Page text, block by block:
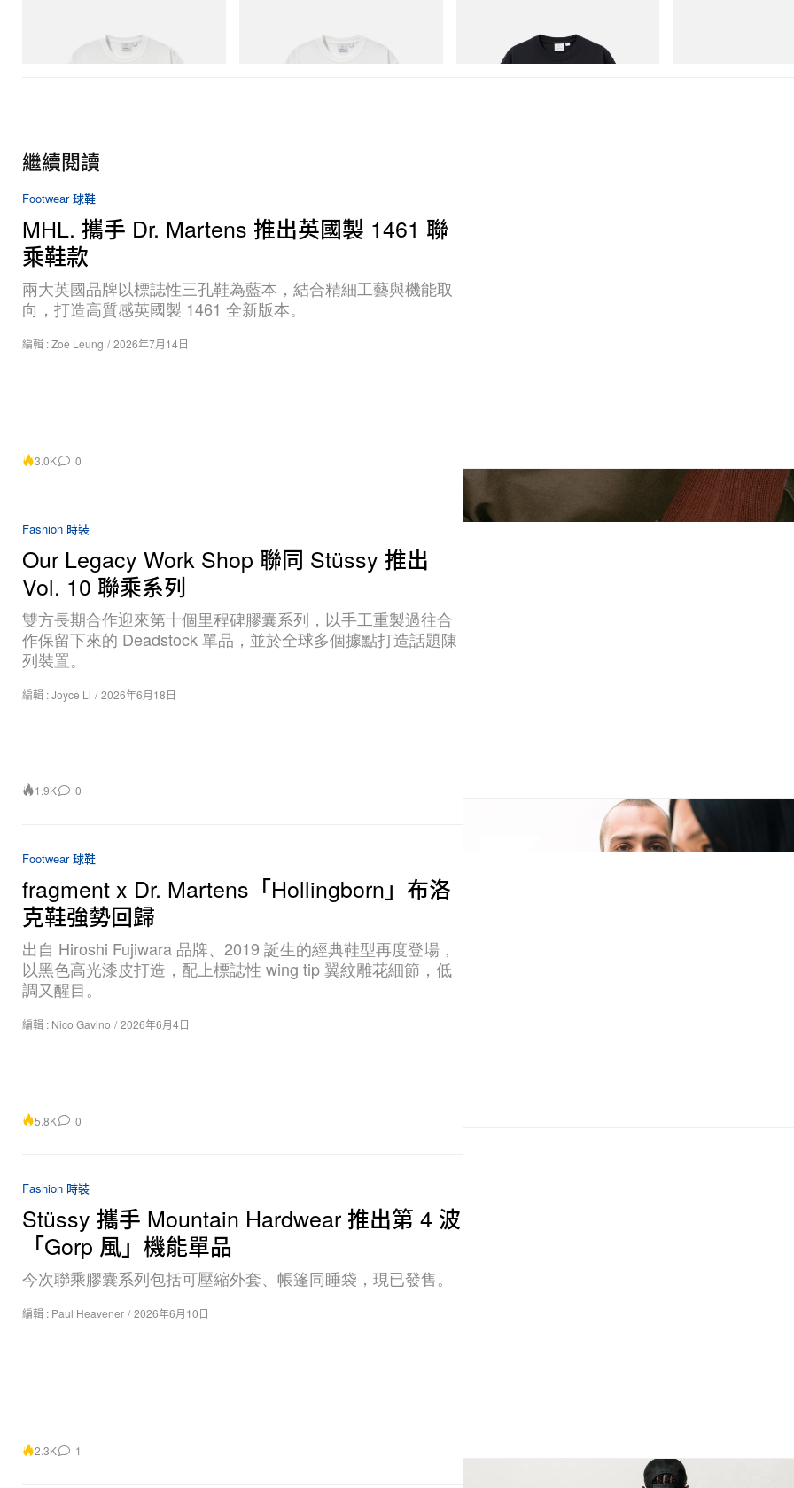
繼續閱讀
Footwear 球鞋
MHL. 攜手 Dr. Martens 推出英國製 1461 聯
乘鞋款
兩大英國品牌以標誌性三孔鞋為藍本，結合精細工藝與機能取
向，打造高質感英國製 1461 全新版本。
編輯 :Zoe Leung / 2026年7月14日
3.0K 0
Fashion 時裝
Our Legacy Work Shop 聯同 Stüssy 推出
Vol. 10 聯乘系列
雙方長期合作迎來第十個里程碑膠囊系列，以手工重製過往合
作保留下來的 Deadstock 單品，並於全球多個據點打造話題陳
列裝置。
編輯 :Joyce Li / 2026年6月18日
1.9K 0
Footwear 球鞋
fragment x Dr. Martens「Hollingborn」布洛
克鞋強勢回歸
出自 Hiroshi Fujiwara 品牌、2019 誕生的經典鞋型再度登場，
以黑色高光漆皮打造，配上標誌性 wing tip 翼紋雕花細節，低
調又醒目。
編輯 : Nico Gavino / 2026年6月4日
5.8K 0
Fashion 時裝
Stüssy 攜手 Mountain Hardwear 推出第 4 波
「Gorp 風」機能單品
今次聯乘膠囊系列包括可壓縮外套、帳篷同睡袋，現已發售。
編輯 : Paul Heavener / 2026年6月10日
2.3K 1